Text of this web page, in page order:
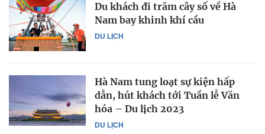
DU LỊCH
Du khách đi trăm cây số về Hà
Nam bay khinh khí cầu
DU LỊCH
Hà Nam tung loạt sự kiện hấp
dẫn, hút khách tới Tuần lễ Văn
hóa – Du lịch 2023